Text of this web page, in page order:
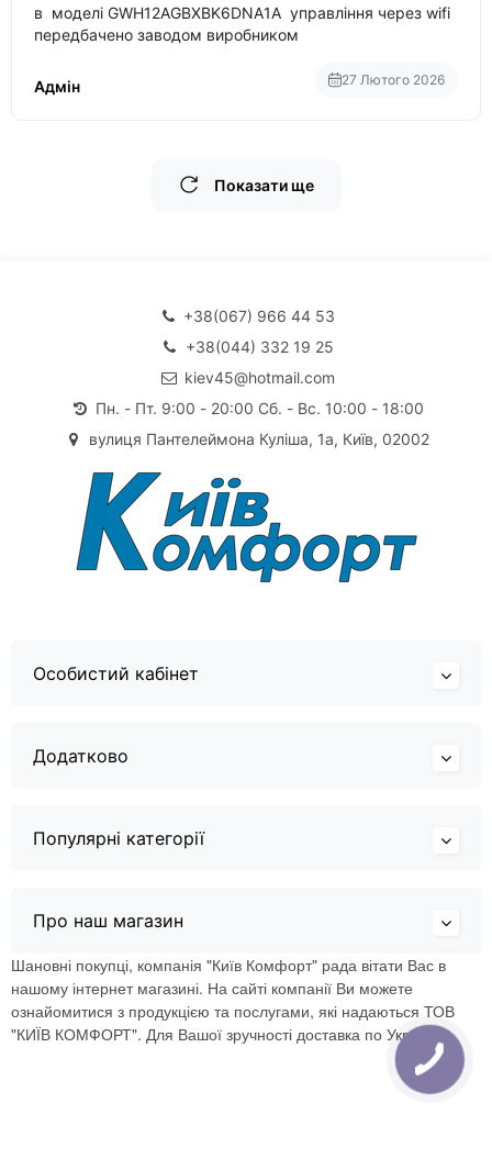
в моделі GWH12AGBXBK6DNA1A управління через wifi
передбачено заводом виробником
Адмін 27 Лютого 2026
Показати ще
+38(067) 966 44 53
+38(044) 332 19 25
kiev45@hotmail.com
Пн. - Пт. 9:00 - 20:00 Сб. - Вс. 10:00 - 18:00
вулиця Пантелеймона Куліша, 1а, Київ, 02002
Особистий кабінет
Додатково
Популярні категорії
Про наш магазин
Шановні покупці, компанія "Київ Комфорт" рада вітати Вас в
нашому інтернет магазині. На сайті компанії Ви можете
ознайомитися з продукцією та послугами, які надаються ТОВ
"КИЇВ КОМФОРТ". Для Вашої зручності доставка по Україні.